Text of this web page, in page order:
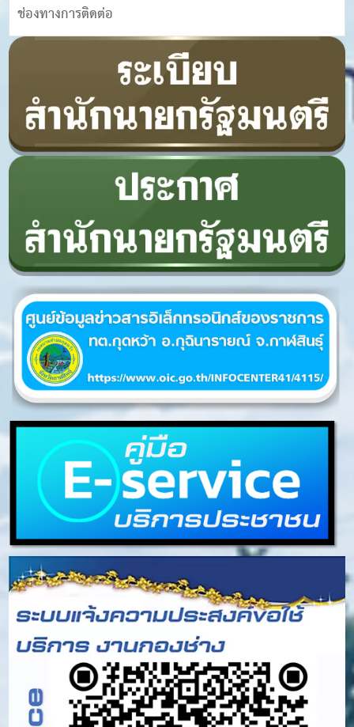
ช่องทางการติดต่อ